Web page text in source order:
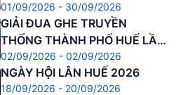
NAM
01/09/2026 - 30/09/2026
DANH DỰ
02/09/2026 - 02/09/2026
GIẢI ĐUA GHE TRUYỀN
THỐNG THÀNH PHỐ HUẾ LẦN
THỨ 37 NĂM 2026
18/09/2026 - 20/09/2026
NGÀY HỘI LÂN HUẾ 2026